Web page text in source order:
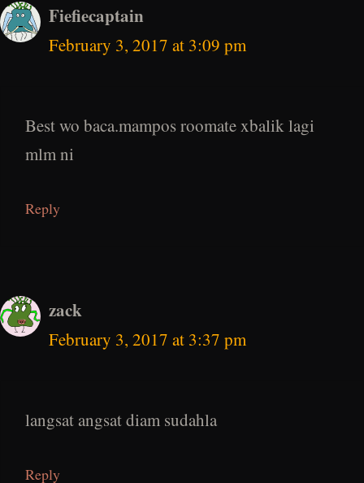
Fiefiecaptain
February 3, 2017 at 3:09 pm
Best wo baca.mampos roomate xbalik lagi
mlm ni
Reply
zack
February 3, 2017 at 3:37 pm
langsat angsat diam sudahla
Reply